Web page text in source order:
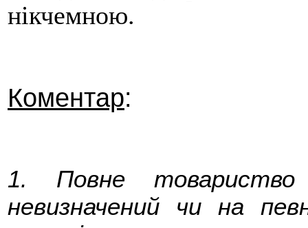
нікчемною.
Коментар:
1. Повне
невизначений чи на